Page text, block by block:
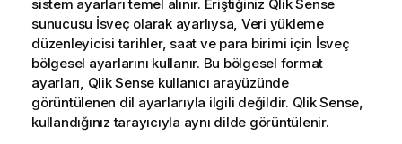
sistem ayarları temel alınır. Eriştiğiniz Qlik Sense
sunucusu İsveç olarak ayarlıysa, Veri yükleme
düzenleyicisi tarihler, saat ve para birimi için İsveç
bölgesel ayarlarını kullanır. Bu bölgesel format
ayarları, Qlik Sense kullanıcı arayüzünde
görüntülenen dil ayarlarıyla ilgili değildir. Qlik Sense,
kullandığınız tarayıcıyla aynı dilde görüntülenir.